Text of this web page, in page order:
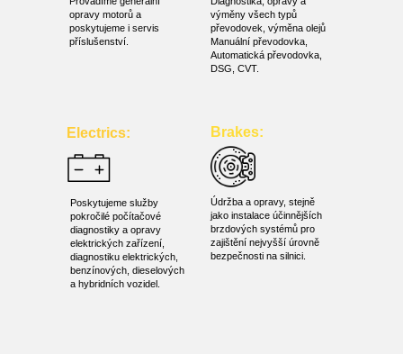
opravy motorů a
poskytujeme i servis
příslušenství.
Electrics:
Poskytujeme služby
pokročilé počítačové
diagnostiky a opravy
elektrických zařízení,
diagnostiku elektrických,
benzínových, dieselových
a hybridních vozidel.
výměny všech typů
převodovek, výměna olejů
Manuální převodovka,
Automatická převodovka,
DSG, СVT.
Údržba a opravy, stejně
jako instalace účinnějších
brzdových systémů pro
zajištění nejvyšší úrovně
bezpečnosti na silnici.
Brakes: